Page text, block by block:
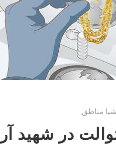
اشیا مناطق
در شهيد